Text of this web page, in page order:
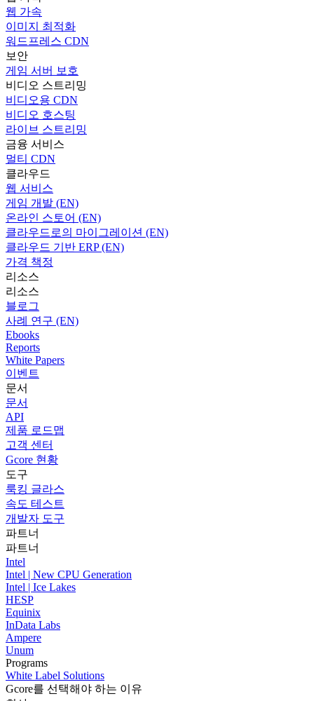
웹 가속
이미지 최적화
워드프레스 CDN
보안
게임 서버 보호
비디오 스트리밍
비디오용 CDN
비디오 호스팅
라이브 스트리밍
금융 서비스
멀티 CDN
클라우드
웹 서비스
게임 개발 (EN)
온라인 스토어 (EN)
클라우드로의 마이그레이션 (EN)
클라우드 기반 ERP (EN)
가격 책정
리소스
리소스
블로그
사례 연구 (EN)
Ebooks
Reports
White Papers
이벤트
문서
문서
API
제품 로드맵
고객 센터
Gcore 현황
도구
룩킹 글라스
속도 테스트
개발자 도구
파트너
파트너
Intel
Intel | New CPU Generation
Intel | Ice Lakes
HESP
Equinix
InData Labs
Ampere
Unum
Programs
White Label Solutions
Gcore를 선택해야 하는 이유